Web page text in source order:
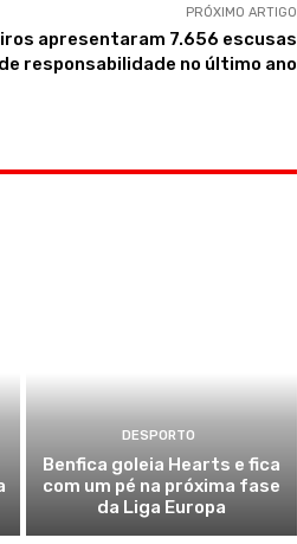
PRÓXIMO ARTIGO
apresentaram 7.656 escusas
de responsabilidade no último ano
DESPORTO
Benfica goleia Hearts e fica
com um pé na próxima fase
da Liga Europa